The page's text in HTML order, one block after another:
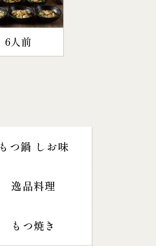
6人前
もつ鍋 しお味
逸品料理
もつ焼き